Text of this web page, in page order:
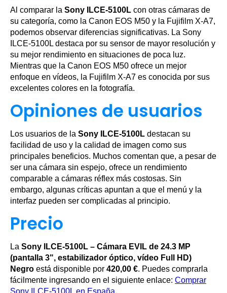
Al comparar la Sony ILCE-5100L con otras cámaras de
su categoría, como la Canon EOS M50 y la Fujifilm X-A7,
podemos observar diferencias significativas. La Sony
ILCE-5100L destaca por su sensor de mayor resolución y
su mejor rendimiento en situaciones de poca luz.
Mientras que la Canon EOS M50 ofrece un mejor
enfoque en vídeos, la Fujifilm X-A7 es conocida por sus
excelentes colores en la fotografía.
Opiniones de usuarios
Los usuarios de la Sony ILCE-5100L destacan su
facilidad de uso y la calidad de imagen como sus
principales beneficios. Muchos comentan que, a pesar de
ser una cámara sin espejo, ofrece un rendimiento
comparable a cámaras réflex más costosas. Sin
embargo, algunas críticas apuntan a que el menú y la
interfaz pueden ser complicadas al principio.
Precio
La Sony ILCE-5100L – Cámara EVIL de 24.3 MP
(pantalla 3", estabilizador óptico, vídeo Full HD)
Negro está disponible por 420,00 €. Puedes comprarla
fácilmente ingresando en el siguiente enlace: Comprar